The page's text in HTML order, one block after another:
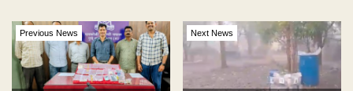
Previous News Next News